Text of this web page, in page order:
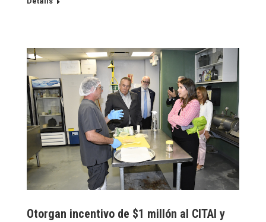
Otorgan incentivo de $1 millón al CITAI y